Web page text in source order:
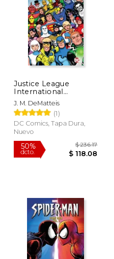
50%
dcto.
Justice League
International
Omnibus Vol. 3 (en
Inglés)
J. M. DeMatteis
(1)
DC Comics, Tapa Dura,
Nuevo